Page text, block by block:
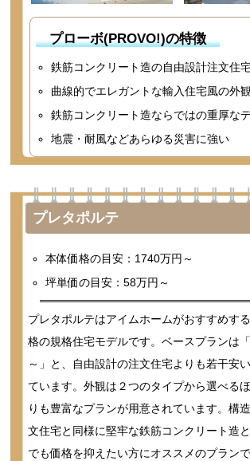
プローボ(PROVO!)の特徴
鉄筋コンクリート造の自由設計注文住
曲線的でエレガントな輸入住宅風の外
鉄筋コンクリート造ならではの重厚な
地震・耐風などあらゆる災害に強い
プレタポルテ
本体価格の目安：1740万円～
坪単価の目安：58万円～
プレタポルテはアイムホームがおすすめす
格の規格住宅モデルです。ベースプランは
～」と、自由設計の注文住宅よりも若干安
ています。外観は２つのタイプから選べる
りも豊富なプランが用意されています。構
文住宅と同様に堅牢な鉄筋コンクリート造
でも価格を抑えたい方にオススメのプランで